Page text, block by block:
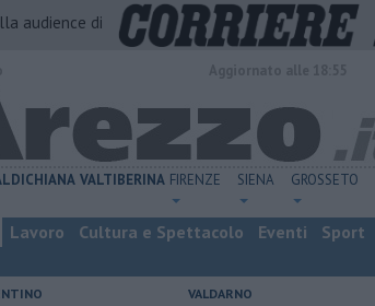
audience di
VALTIBERINA FIRENZE SIENA GROSSETO
Lavoro Cultura e Spettacolo Eventi Sport
VALDARNO